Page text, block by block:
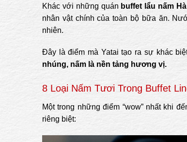
Khác với những quán buffet lẩu nấm
nhân vật chính của toàn bộ bữa ăn.
nhiên.
Đây là điểm mà Yatai tạo ra sự khác
nhúng, nấm là nền tảng hương vị.
8 Loại Nấm Tươi Trong Buffet
Một trong những điểm “wow” nhất khi
riêng biệt: